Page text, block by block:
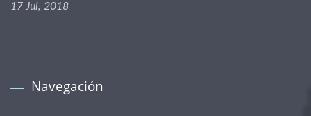
17 Jul, 2018
Navegación